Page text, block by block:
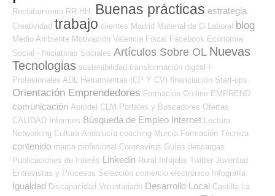
Reclutamiento RR.HH. Buenas prácticas estrategia
Creatividad trabajo clientes Madrid Material de O.Laboral blog
Medio Ambiente Motivación Valencia Fiscal Facebook Economía
Social - Iniciativas Sociales Artículos Sobre OL Nuevas
Tecnologias sostenibilidad transformación digital F
Profesionales ADL Herramientas (CP Y CV) financiación Start-ups
Orientación Emprendedores Formación On-line EMPREND
comunicación Aprodel CLM Portales y Buscadores Ofertas
CALIDAD Informes Búsqueda de Empleo Internet Lectura
Networking Cultura Andalucía coaching Murcia Formación Técnica
contenido marca profesional Coronavirus Guías descargas
Publicaciones de Interés Linkedin Rural Infojobs Twitter Juventud
Entrevistas y Procesos Selección comercio electrónico Infografía
Igualdad Discapacidad Voluntariado Desarrollo Local Castilla La